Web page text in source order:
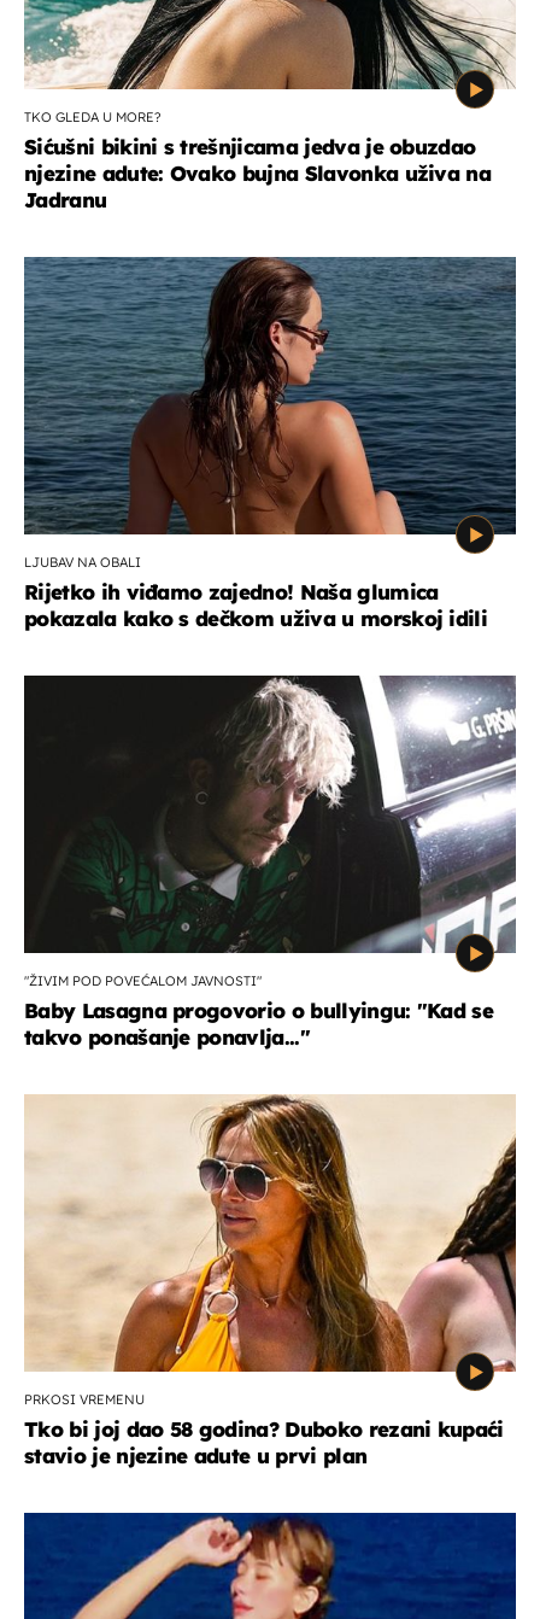
TKO GLEDA U MORE?
Sićušni bikini s trešnjicama jedva je obuzdao
njezine adute: Ovako bujna Slavonka uživa na
Jadranu
LJUBAV NA OBALI
Rijetko ih viđamo zajedno! Naša glumica
pokazala kako s dečkom uživa u morskoj idili
"ŽIVIM POD POVEĆALOM JAVNOSTI"
Baby Lasagna progovorio o bullyingu: "Kad se
takvo ponašanje ponavlja..."
PRKOSI VREMENU
Tko bi joj dao 58 godina? Duboko rezani kupaći
stavio je njezine adute u prvi plan